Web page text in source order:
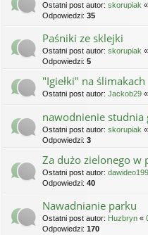
Ostatni post autor: skorupiak «
Odpowiedzi: 35
Paśniki ze sklejki
Ostatni post autor: skorupiak «
Odpowiedzi: 5
"Igiełki" na ślimakach
Ostatni post autor: Jackob29 «
nawodnienie studnia
Ostatni post autor: skorupiak «
Odpowiedzi: 3
Za dużo zielonego w
Ostatni post autor:
Odpowiedzi: 40
Nawadnianie parku
Ostatni post autor: Huzbryn «
Odpowiedzi: 170